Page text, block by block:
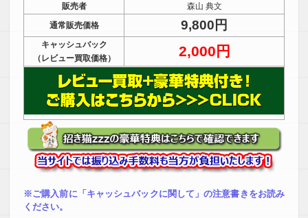
販売者
森山 典文
通常販売価格
9,800円
キャッシュバック
（レビュー買取価格）
2,000円
※ご購入前に「キャッシュバックに関して」の注意書きをお読み
ください。